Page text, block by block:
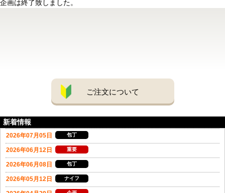
企画は終了致しました。
ご注文について
新着情報